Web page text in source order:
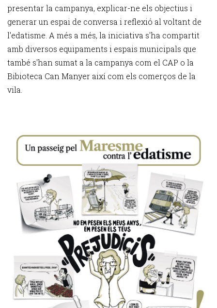
presentar la campanya, explicar-ne els objectius i
generar un espai de conversa i reflexió al voltant de
l'edatisme. A més a més, la iniciativa s'ha compartit
amb diversos equipaments i espais municipals que
també s'han sumat a la campanya com el CAP o la
Bibioteca Can Manyer així com els comerços de la
vila.